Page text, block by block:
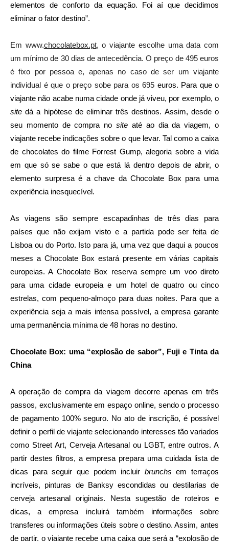
elementos de conforto da equação. Foi aí que decidimos
eliminar o fator destino”.
Em www.chocolatebox.pt, o viajante escolhe uma data com
um mínimo de 30 dias de antecedência. O preço de 495 euros
é fixo por pessoa e, apenas no caso de ser um viajante
individual é que o preço sobe para os 695 euros. Para que o
viajante não acabe numa cidade onde já viveu, por exemplo, o
site dá a hipótese de eliminar três destinos. Assim, desde o
seu momento de compra no site até ao dia da viagem, o
viajante recebe indicações sobre o que levar. Tal como a caixa
de chocolates do filme Forrest Gump, alegoria sobre a vida
em que só se sabe o que está lá dentro depois de abrir, o
elemento surpresa é a chave da Chocolate Box para uma
experiência inesquecível.
As viagens são sempre escapadinhas de três dias para
países que não exijam visto e a partida pode ser feita de
Lisboa ou do Porto. Isto para já, uma vez que daqui a poucos
meses a Chocolate Box estará presente em várias capitais
europeias. A Chocolate Box reserva sempre um voo direto
para uma cidade europeia e um hotel de quatro ou cinco
estrelas, com pequeno-almoço para duas noites. Para que a
experiência seja a mais intensa possível, a empresa garante
uma permanência mínima de 48 horas no destino.
Chocolate Box: uma “explosão de sabor”, Fuji e Tinta da
China
A operação de compra da viagem decorre apenas em três
passos, exclusivamente em espaço online, sendo o processo
de pagamento 100% seguro. No ato de inscrição, é possível
definir o perfil de viajante selecionando interesses tão variados
como Street Art, Cerveja Artesanal ou LGBT, entre outros. A
partir destes filtros, a empresa prepara uma cuidada lista de
dicas para seguir que podem incluir brunchs em terraços
incríveis, pinturas de Banksy escondidas ou destilarias de
cerveja artesanal originais. Nesta sugestão de roteiros e
dicas, a empresa incluirá também informações sobre
transferes ou informações úteis sobre o destino. Assim, antes
de partir, o viajante recebe uma caixa que será a “explosão de